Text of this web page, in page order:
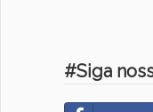
#Siga